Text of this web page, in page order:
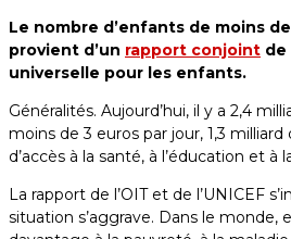
Le nombre d’enfants de moins
provient d’un rapport conjoint de
universelle pour les enfants.
Généralités. Aujourd’hui, il y a 2,4
moins de 3 euros par jour, 1,3
d’accès à la santé, à l’éducation et à
La rapport de l’OIT et de l’UNICEF
situation s’aggrave. Dans le monde,